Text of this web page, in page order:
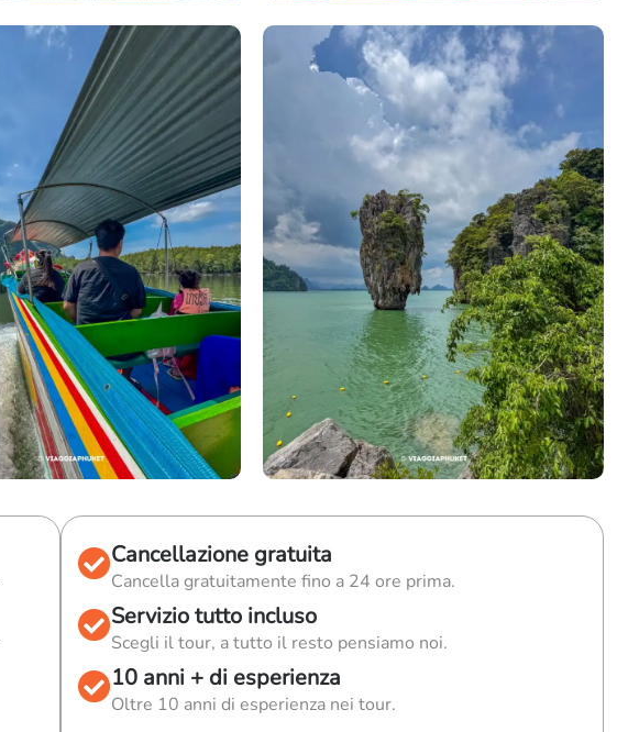
Cancellazione gratuita
Cancella gratuitamente fino a 24 ore prima.
Servizio tutto incluso
Scegli il tour, a tutto il resto pensiamo noi.
10 anni + di esperienza
Oltre 10 anni di esperienza nei tour.